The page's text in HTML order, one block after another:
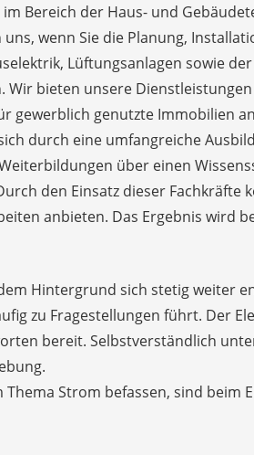
Bereich der Haus- und
wenn Sie die Planung,
Lüftungsanlagen sowie
Wir bieten unsere
gewerblich genutzte Immobilien
durch eine umfangreiche
über einen
den Einsatz dieser Fachkräfte
anbieten. Das Ergebnis wird
Hintergrund sich stetig weiter
zu Fragestellungen führt. Der
bereit. Selbstverständlich
Strom befassen, sind beim